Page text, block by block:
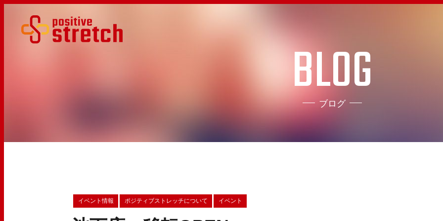
BLOG
ブログ
イベント情報 ポジティブストレッチについて イベント